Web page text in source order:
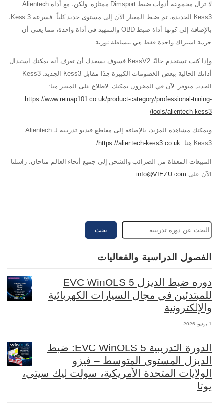
لا تزال مجموعة أدوات ضبط Dimsport ممتازة. ولكن، مع أداة Alientech
Kess3 الجديدة، تم ضبط المعيار الآن إلى مستوى جديد كلياً. فسرعة Kess 3،
بالإضافة إلى كونها أداة ضبط OBD والتمهيد في أداة واحدة، مما يعني أن
حزمة اشتراك واحدة فقط هي ببساطة ثورية.
وإذا كنت تستخدم حاليًا KessV2 فسوف يسعدك أن تعرف أنه يمكنك استبدال
أداتك الحالية ببعض الخصومات الكبيرة جدًا مقابل Kess3 الجديد. Kess3
الجديد متوفر الآن في المخزون يمكنك الاطلاع على المتجر هنا:
https://www.remap101.co.uk/product-category/professional-tuning-
tools/alientech-kess3/
ويمكنك مشاهدة المزيد، بالإضافة إلى مقاطع فيديو تدريبية لـ Alientech
Kess3 هنا:
https://alientech-kess3.co.uk/
المبيعات المعفاة من الضرائب والشحن إلى جميع أنحاء العالم متاحان. راسلنا
الآن على
بحث
الفصول الدراسية والفعاليات
دورة ضبط الديزل EVC WinOLS 5
للمبتدئين في مجال السيارات الكهربائية
والإلكترونية
1 يونيو، 2026
الدورة التدريبية EVC WinOLS 5: ضبط
الديزل المستوى المتوسط – فيزو
الولايات المتحدة الأمريكية، سولت ليك سيتي،
يوتا